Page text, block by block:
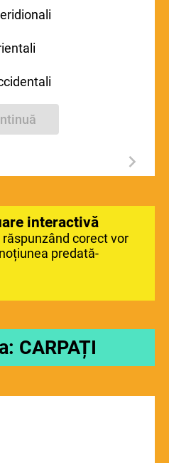
interactivă
corect vor
predată-
CARPAȚI